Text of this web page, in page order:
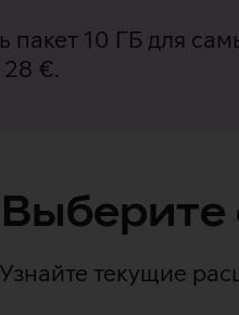
пакет 10 ГБ для
28 €.
Выберите
Узнайте текущие